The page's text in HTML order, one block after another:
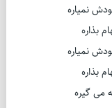
نمیاره
بذاره
نمیاره
بذاره
می گیره